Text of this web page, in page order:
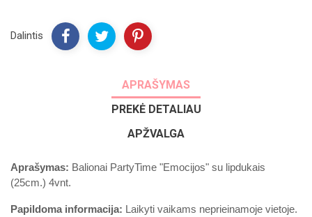
Dalintis
APRAŠYMAS
PREKĖ DETALIAU
APŽVALGA
Aprašymas: Balionai PartyTime "Emocijos" su lipdukais
(25cm.) 4vnt.
Papildoma informacija: Laikyti vaikams neprieinamoje vietoje.